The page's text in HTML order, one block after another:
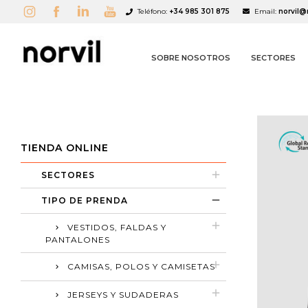
Teléfono: +34 985 301 875 Email:
SOBRE NOSOTROS SECTORES
TIENDA ONLINE
SECTORES
TIPO DE PRENDA
VESTIDOS, FALDAS Y
PANTALONES
CAMISAS, POLOS Y CAMISETAS
JERSEYS Y SUDADERAS